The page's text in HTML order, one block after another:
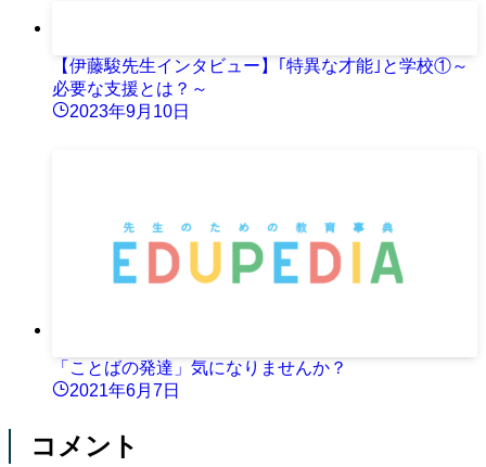
【伊藤駿先生インタビュー】｢特異な才能｣と学校①～
必要な支援とは？～
2023年9月10日
「ことばの発達」気になりませんか？
2021年6月7日
コメント